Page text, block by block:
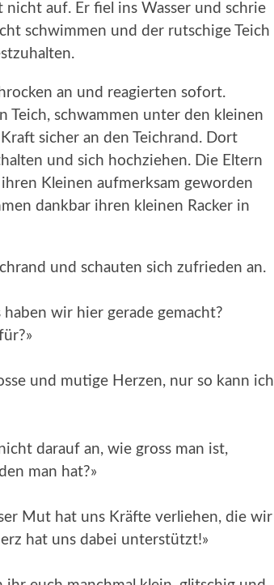
auf. Er fiel ins Wasser und schrie
schwimmen und der rutschige Teich
an und reagierten sofort.
Teich, schwammen unter den kleinen
sicher an den Teichrand. Dort
und sich hochziehen. Die Eltern
Kleinen aufmerksam geworden
dankbar ihren kleinen Racker in
und schauten sich zufrieden an.
haben wir hier gerade gemacht?
und mutige Herzen, nur so kann ich
darauf an, wie gross man ist,
man hat?»
Mut hat uns Kräfte verliehen, die wir
hat uns dabei unterstützt!»